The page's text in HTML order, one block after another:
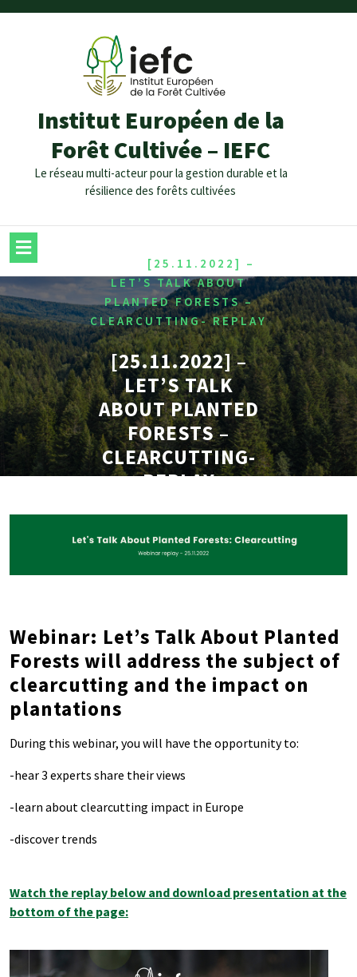
Institut Européen de la
Forêt Cultivée – IEFC
Le réseau multi-acteur pour la gestion durable et la
résilience des forêts cultivées
[25.11.2022] –
LET’S TALK ABOUT
PLANTED FORESTS –
CLEARCUTTING- REPLAY
[25.11.2022] –
LET’S TALK
ABOUT PLANTED
FORESTS –
CLEARCUTTING-
REPLAY
Webinar: Let’s Talk About Planted
Forests will address the subject of
clearcutting and the impact on
plantations
During this webinar, you will have the opportunity to:
-hear 3 experts share their views
-learn about clearcutting impact in Europe
-discover trends
Watch the replay below and download presentation at the
bottom of the page: